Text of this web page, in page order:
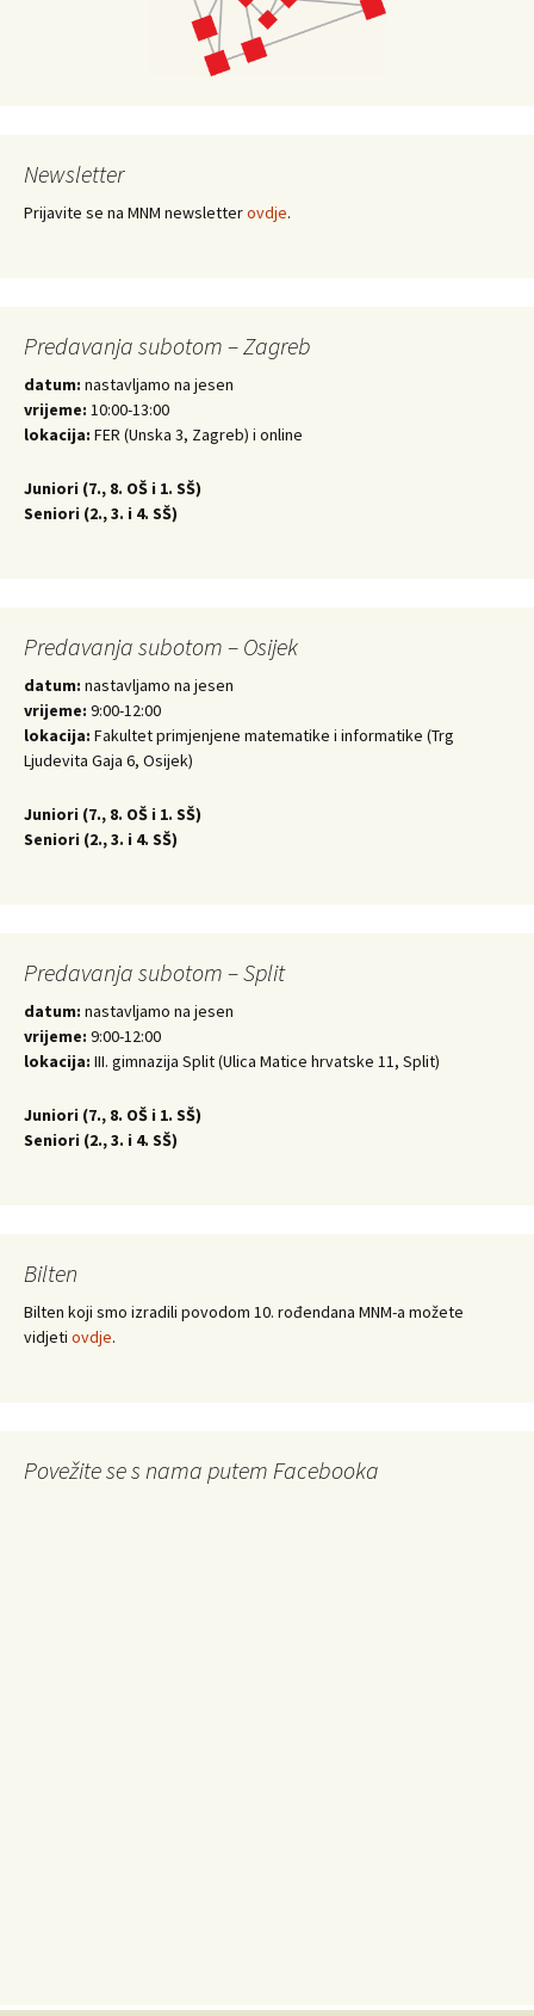
Newsletter
Prijavite se na MNM newsletterovdje.
Predavanja subotom – Zagreb
datum: nastavljamo na jesen
vrijeme: 10:00-13:00
lokacija: FER (Unska 3, Zagreb) i online
Juniori (7., 8. OŠ i 1. SŠ)
Seniori (2., 3. i 4. SŠ)
Predavanja subotom – Osijek
datum: nastavljamo na jesen
vrijeme: 9:00-12:00
lokacija: Fakultet primjenjene matematike i informatike (Trg
Ljudevita Gaja 6, Osijek)
Juniori (7., 8. OŠ i 1. SŠ)
Seniori (2., 3. i 4. SŠ)
Predavanja subotom – Split
datum: nastavljamo na jesen
vrijeme: 9:00-12:00
lokacija: III. gimnazija Split (Ulica Matice hrvatske 11, Split)
Juniori (7., 8. OŠ i 1. SŠ)
Seniori (2., 3. i 4. SŠ)
Bilten
Bilten koji smo izradili povodom 10. rođendana MNM-a možete
vidjeti ovdje.
Povežite se s nama putem Facebooka